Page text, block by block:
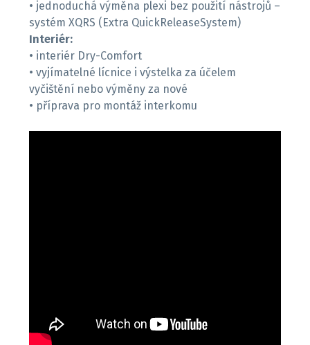
• jednoduchá výměna plexi bez použití nástrojů –
Interiér:
• interiér Dry-Comfort
• vyjímatelné lícnice i výstelka za účelem
vyčištění nebo výměny za nové
• příprava pro montáž interkomu